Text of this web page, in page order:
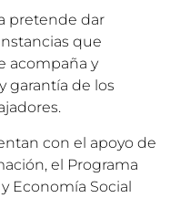
pretende dar
que
acompaña y
garantía de los
con el apoyo de
el Programa
Economía Social